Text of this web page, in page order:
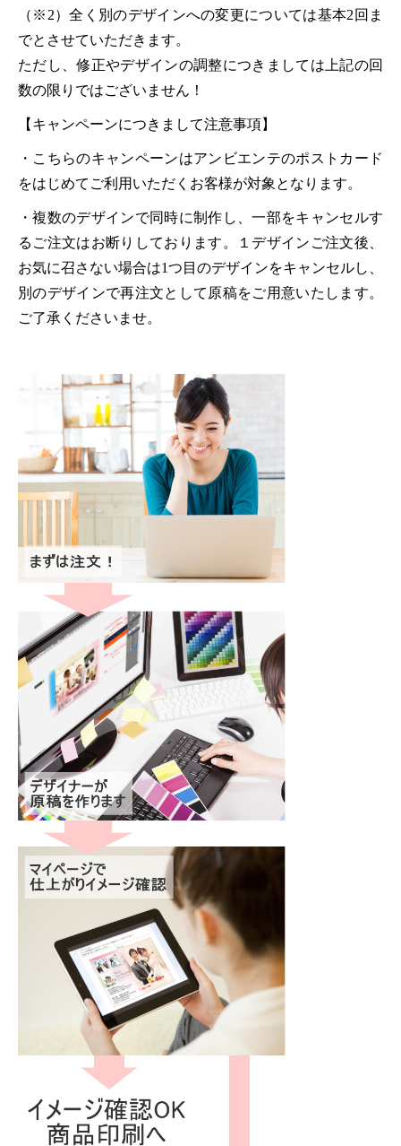
（※2）全く別のデザインへの変更については基本2回ま
でとさせていただきます。
ただし、修正やデザインの調整につきましては上記の回
数の限りではございません！
【キャンペーンにつきまして注意事項】
・こちらのキャンペーンはアンビエンテのポストカード
をはじめてご利用いただくお客様が対象となります。
・複数のデザインで同時に制作し、一部をキャンセルす
るご注文はお断りしております。１デザインご注文後、
お気に召さない場合は1つ目のデザインをキャンセルし、
別のデザインで再注文として原稿をご用意いたします。
ご了承くださいませ。